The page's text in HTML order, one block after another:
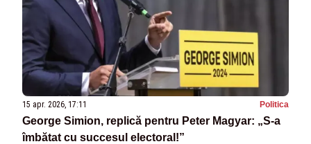
15 apr. 2026, 17:11 Politica
George Simion, replică pentru Peter Magyar: „S-a
îmbătat cu succesul electoral!”